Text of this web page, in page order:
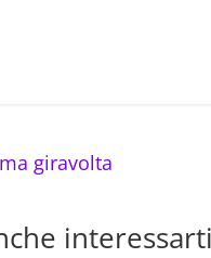
giravolta
interessarti